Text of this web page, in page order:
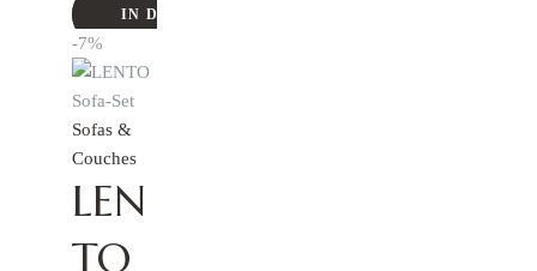
IN DEN WARENKORB
-7%
Sofas &
Couches
LEN
TO